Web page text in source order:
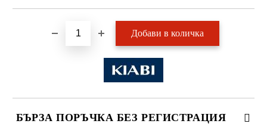
БЪРЗА ПОРЪЧКА БЕЗ РЕГИСТРАЦИЯ